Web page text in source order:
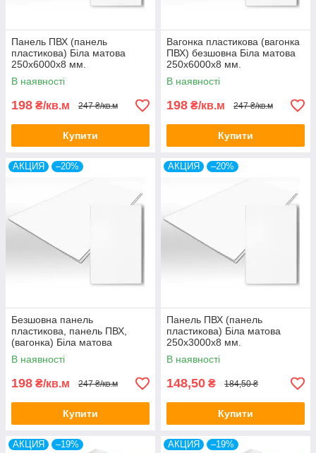
Панель ПВХ (панель
пластикова) Біла матова
250х6000х8 мм.
В наявності
198 ₴/кв.м 247 ₴/кв.м
Купити
Вагонка пластикова (вагонка
ПВХ) безшовна Біла матова
250х6000х8 мм.
В наявності
198 ₴/кв.м 247 ₴/кв.м
Купити
АКЦИЯ –20%
Безшовна панель
пластикова, панель ПВХ,
(вагонка) Біла матова
250х6000х8 мм.
В наявності
198 ₴/кв.м 247 ₴/кв.м
Купити
АКЦИЯ –20%
Панель ПВХ (панель
пластикова) Біла матова
250х3000х8 мм.
В наявності
148,50 ₴ 184,50 ₴
Купити
АКЦИЯ –19% АКЦИЯ –19%